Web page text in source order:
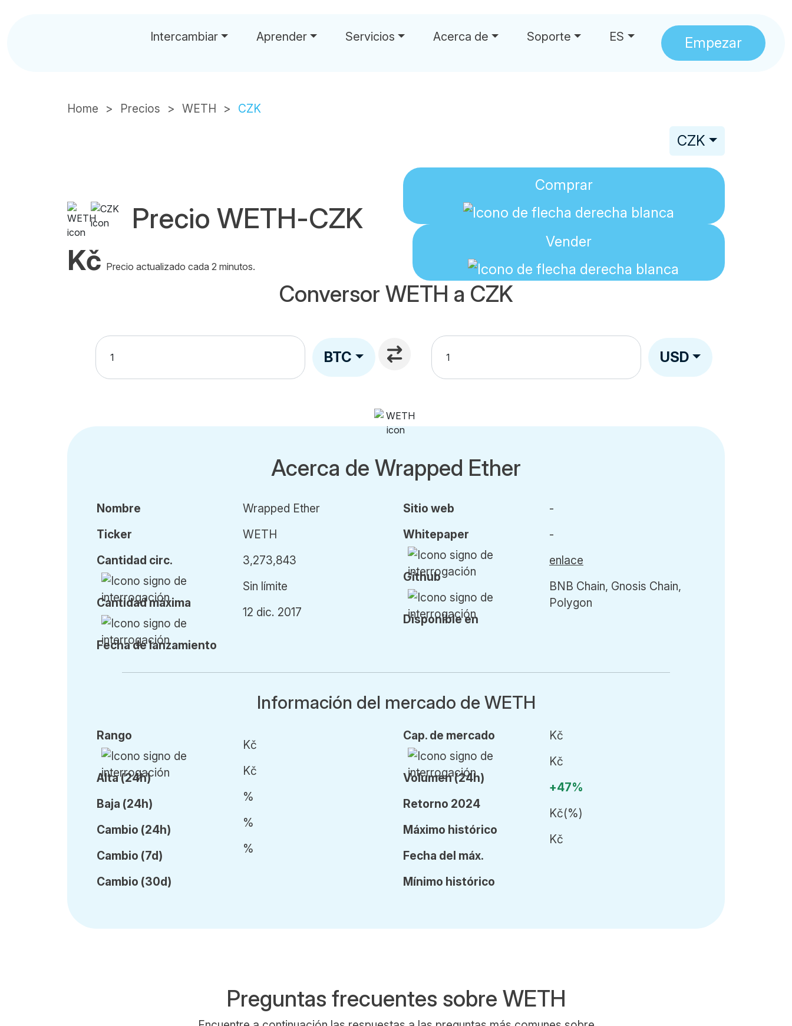
Intercambiar Aprender Servicios Acerca de Soporte ES Empezar
Home Precios WETH CZK
Precio WETH-CZK
Kč Precio actualizado cada 2 minutos.
CZK
Comprar
Vender
Conversor WETH a CZK
BTC USD
Acerca de Wrapped Ether
Nombre
Ticker
Cantidad circ.
Cantidadmáxima
Fecha de lanzamiento
Wrapped Ether
WETH
3,273,843
Sin límite
12 dic. 2017
Sitio web
Whitepaper
Github
Disponible en
-
-
enlace
BNB Chain, Gnosis Chain,
Polygon
Información del mercado de WETH
Rango
Alta (24h)
Baja (24h)
Cambio (24h)
Cambio (7d)
Cambio (30d)
Kč
Kč
%
%
%
Cap. de mercado
Volumen(24h)
Retorno 2024
Máximo histórico
Fecha del máx.
Mínimo histórico
Kč
Kč
+47%
Kč(%)
Kč
Preguntas frecuentes sobre WETH